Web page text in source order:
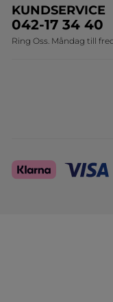
Travelsize
Sets
Onlineprislista för
KUNDSERVICE
042-17 34 40
Ring Oss. Måndag till